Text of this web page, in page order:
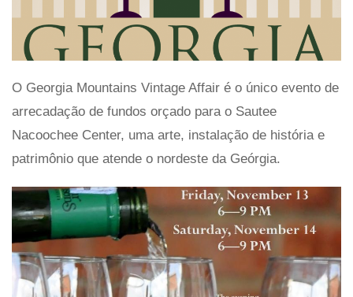
O Georgia Mountains Vintage Affair é o único evento de
arrecadação de fundos orçado para o Sautee
Nacoochee Center, uma arte, instalação de história e
patrimônio que atende o nordeste da Geórgia.